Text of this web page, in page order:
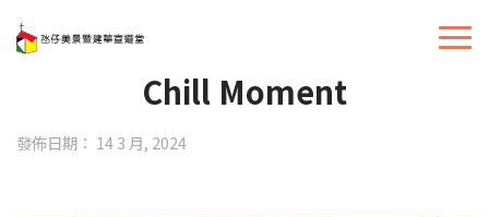
Chill Moment
發佈日期： 14 3 月, 2024